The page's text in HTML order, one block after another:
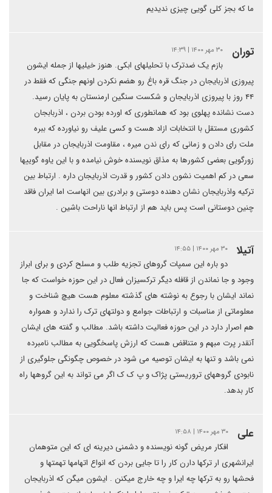
ما که بجز کلی گویی چیزی ندیدیم
توران ۳۰ مهر ۱۴۰۰ | ۱۴:۳۹
بازم یک ضدترک با تحلیلهای ابکی. هنوز خیلیها از جمله ایشون
پیروزی اذربایجان در جنگ قره باغ رو هضم نکردن اونهم جنگی که فقط در
۴۴ روز با پیروزی اذربایجان و شکست سنگین ارمنستان به پایان رسید.
دست نشانده پهلوی بود که همانطوری که اورده بودن بردن ، اذربابجان
کشوری مستقل با انتخابات ازاد هست و کسی علیف رو نیاورده که ببره
ملت رای دادن و زمانی که رای ندن میره ، مقاومت اذربایجان در مقابل
زورگویی بعضی کشورها به مذاق نویسنده خوش نیامده و با این یاوه گوییها
سعی در کم اهمیت نشون دادن کشور و قدرت اذربایجان داره . ارتباط بین
ترکیه واذربایجان نشان دهنده دوستی و برادری بین انهاست اما ایران فاقد
چنین دوستانی است پس باید هم از ارتباط انها ناراحت باشین .
آتیلا ۳۰ مهر ۱۴۰۰ | ۱۴:۵۵
دو باره این سمپات گروهای تجزیه طلب و مسلح کردی و برای ابراز
وجود و جا نماندن از قافله دیگر ترکسیزان فعال در این حوزه خواست که جا
نماند ایشان با رجوع به نوشته های گذشته معلوم هست هیچ شناخت و
معلوماتی از مناسبات و ارتباطات جوامع و دولتهای ترک را ندارد و همواره
هم اصرار دارد در این حوزه فعالیت داشته باشد. مطالب و گفته های ایشان
آنقدر پرت مبهم و متناقض هست که ارزش پاسخگویی به مطالب نامبرده
نمی باشد و تنها به ایشان توصیه می شود در خصوص چگونگی جلوگیری از
نابودی گروههای تروریستی پژاک و پ ک ک اگر می تواند به این گروهها راه
کار بدهد.
علی ۳۰ مهر ۱۴۰۰ | ۱۴:۵۸
افکار مریض گونه نویسنده و دشمنی دیرینه ای که این متوهمان
ایرانشهری ار ترکها دارن کار را تا جایی بردن که انواع اتهامها تهمتها و
فحشها رو به ترکها چه ایرا و چه خارج میکنن . ایشون میگن که اذربایجان